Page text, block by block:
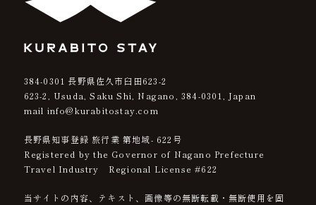
384-0301 長野県佐久市臼田623-2
623-2, Usuda, Saku Shi, Nagano, 384-0301
, Japan
mail info@kurabitostay.com
長野県知事登録 旅行業 第地域- 622号
Registered by the Governor of Nagano Prefecture
Travel Industry Regional License #622
当サイトの内容、テキスト、画像等の無断転載・無断使用を固